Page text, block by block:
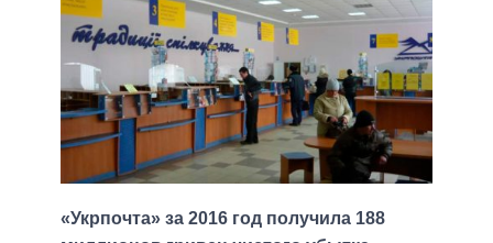
«Укрпочта» за 2016 год получила 188